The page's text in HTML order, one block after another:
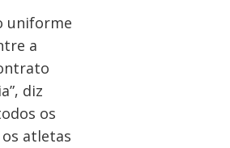
uniforme
a
diz
os
atletas